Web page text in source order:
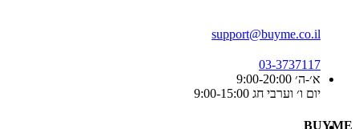
support@buyme.co.il
03-3737117
א׳-ה׳ 9:00-20:00
יום ו׳ וערבי חג 9:00-15:00
BUYME